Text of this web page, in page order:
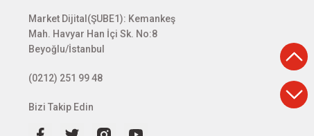
Market Dijital(ŞUBE1): Kemankeş
Mah. Havyar Han İçi Sk. No:8
Beyoğlu/İstanbul
(0212) 251 99 48
Bizi Takip Edin